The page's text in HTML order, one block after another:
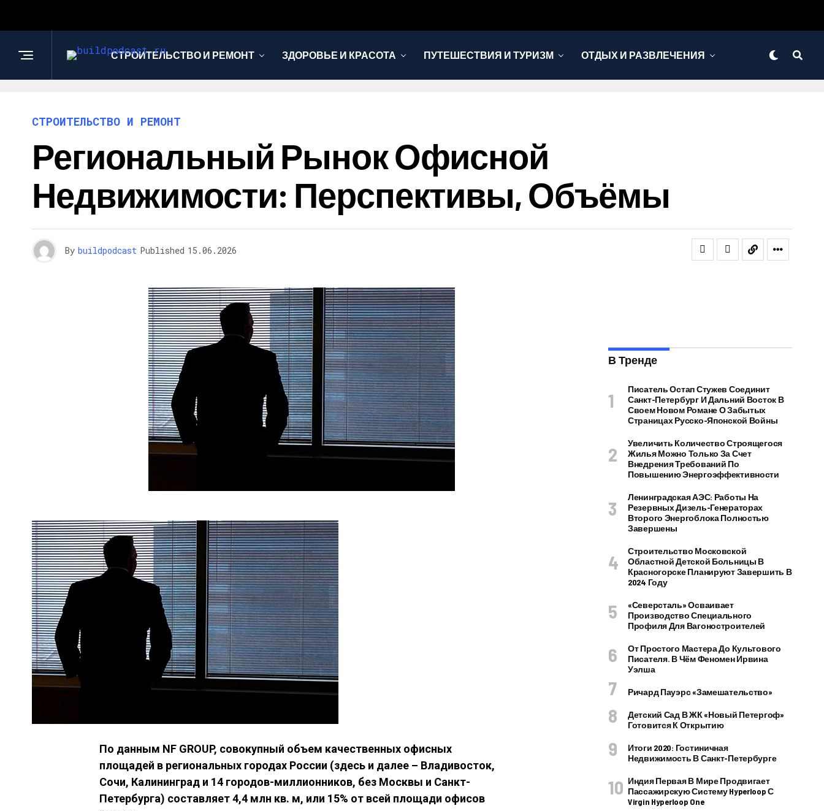
СТРОИТЕЛЬСТВО И РЕМОНТ ЗДОРОВЬЕ И КРАСОТА ПУТЕШЕСТВИЯ И ТУРИЗМ ОТДЫХ И РАЗВЛЕЧЕНИЯ
СТРОИТЕЛЬСТВО И РЕМОНТ
Региональный Рынок Офисной
Недвижимости: Перспективы, Объёмы
By buildpodcast Published 15.06.2026
По данным NF GROUP, совокупный объем качественных офисных
площадей в региональных городах России (здесь и далее – Владивосток,
Сочи, Калининград и 14 городов-миллионников, без Москвы и Санкт-
Петербурга) составляет 4,4 млн кв. м, или 15% от всей площади офисов
В Тренде
Писатель Остап Стужев Соединит
Санкт-Петербург И Дальний Восток В
Своем Новом Романе О Забытых
Страницах Русско-Японской Войны
Увеличить Количество Строящегося
Жилья Можно Только За Счет
Внедрения Требований По
Повышению Энергоэффективности
Ленинградская АЭС: Работы На
Резервных Дизель-Генераторах
Второго Энергоблока Полностью
Завершены
Строительство Московской
Областной Детской Больницы В
Красногорске Планируют Завершить В
2024 Году
«Северсталь» Осваивает
Производство Специального
Профиля Для Вагоностроителей
От Простого Мастера До Культового
Писателя. В Чём Феномен Ирвина
Уэлша
Ричард Пауэрс «Замешательство»
Детский Сад В ЖК «Новый Петергоф»
Готовится К Открытию
Итоги 2020: Гостиничная
Недвижимость В Санкт-Петербурге
Индия Первая В Мире Продвигает
Пассажирскую Систему Hyperloop С
Virgin Hyperloop One